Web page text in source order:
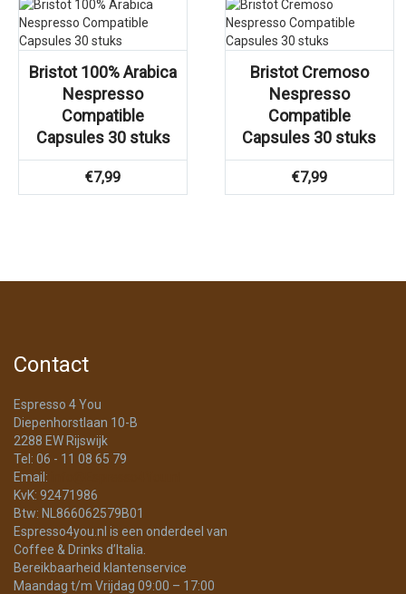
Bristot 100% Arabica
Nespresso
Compatible
Capsules 30 stuks
€7,99
Bristot Cremoso
Nespresso
Compatible
Capsules 30 stuks
€7,99
Contact
Espresso 4 You
Diepenhorstlaan 10-B
2288 EW Rijswijk
Tel: 06 - 11 08 65 79
Email:
KvK: 92471986
Btw: NL866062579B01
Espresso4you.nl is een onderdeel van
Coffee & Drinks d’Italia.
Bereikbaarheid klantenservice
Maandag t/m Vrijdag 09:00 – 17:00